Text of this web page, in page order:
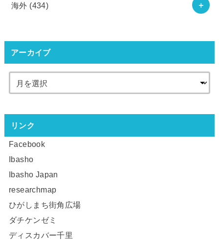
海外 (434)
アーカイブ
リンク
Facebook
Ibasho
Ibasho Japan
researchmap
ひがしまち街角広場
ダチケンゼミ
ディスカバー千里